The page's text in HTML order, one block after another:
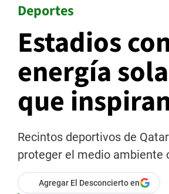
Deportes
Estadios
energía
que
Recintos deportivos de
proteger el medio ambiente
Agregar El Desconcierto en